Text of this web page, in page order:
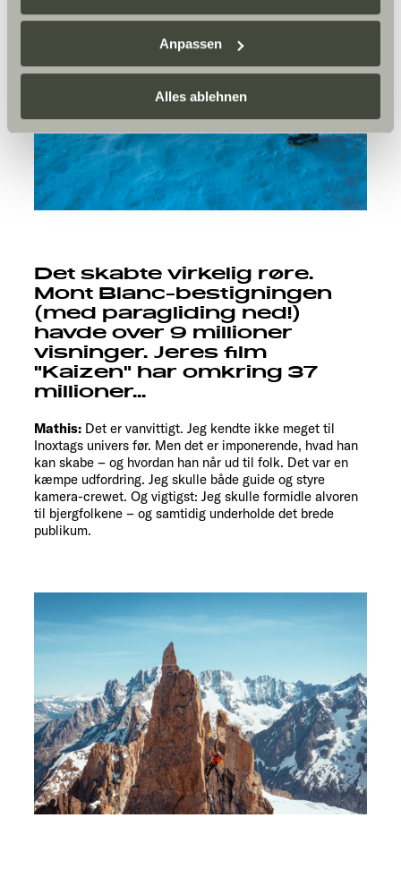
Datenschutzerklärung
einzelne Cookies/Dienste in den Einstellungen aus,
erteilen Sie uns Ihre Einwilligung zur Verarbeitung Ihrer
Daten zu den genannten Zwecken. Die Einwilligung ist
freiwillig, für den Besuch der Website nicht erforderlich
und kann jederzeit über die Einstellungen widerrufen
werden. Klicken Sie auf Ablehnen, werden nur die
notwendigen Cookies auf der Webseite gesetzt, die für
den störungsfreien Betrieb der Webseite und die
Anpassen
Alles ablehnen
Det skabte virkelig røre.
Mont Blanc-bestigningen
(med paragliding ned!)
havde over 9 millioner
visninger. Jeres film
"Kaizen" har omkring 37
millioner...
Mathis: Det er vanvittigt. Jeg kendte ikke meget til
Inoxtags univers før. Men det er imponerende, hvad han
kan skabe – og hvordan han når ud til folk. Det var en
kæmpe udfordring. Jeg skulle både guide og styre
kamera-crewet. Og vigtigst: Jeg skulle formidle alvoren
til bjergfolkene – og samtidig underholde det brede
publikum.